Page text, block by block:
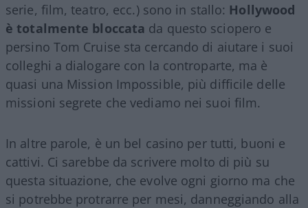
serie, film, teatro, ecc.) sono in stallo: Hollywood
è totalmente bloccata da questo sciopero e
persino Tom Cruise sta cercando di aiutare i suoi
colleghi a dialogare con la controparte, ma è
quasi una Mission Impossible, più difficile delle
missioni segrete che vediamo nei suoi film.
In altre parole, è un bel casino per tutti, buoni e
cattivi. Ci sarebbe da scrivere molto di più su
questa situazione, che evolve ogni giorno ma che
si potrebbe protrarre per mesi, danneggiando alla